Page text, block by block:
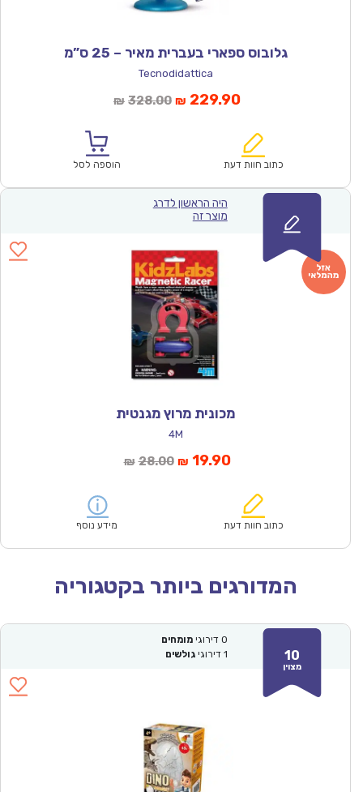
גלובוס ספארי בעברית מאיר – 25 ס”מ
Tecnodidattica
₪ 328.00המחיר
₪328.00.
₪ 229.90המחיר
הוא:
כתוב חוות דעת הוספה לסל
היה הראשון לדרג
מוצר זה
מכונית מרוץ מגנטית
4M
₪ 28.00המחיר
₪28.00.
₪ 19.90המחיר
הוא:
₪19.90.כתוב חוות דעת מידע נוסף
המדורגים ביותר בקטגוריה
10
מצוין
0 דירוגי מומחים
1 דירוגי גולשים